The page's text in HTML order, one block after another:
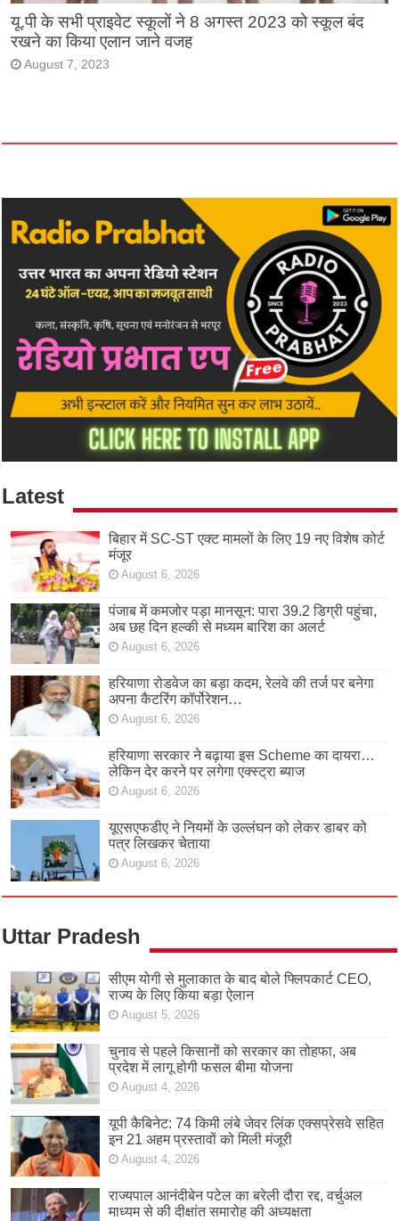
यू.पी के सभी प्राइवेट स्कूलों ने 8 अगस्त 2023 को स्कूल बंद
रखने का किया एलान जाने वजह
August 7, 2023
Latest
बिहार में SC-ST एक्ट मामलों के लिए 19 नए विशेष कोर्ट
मंजूर
August 6, 2026
पंजाब में कमजोर पड़ा मानसून: पारा 39.2 डिग्री पहुंचा,
अब छह दिन हल्की से मध्यम बारिश का अलर्ट
August 6, 2026
हरियाणा रोडवेज का बड़ा कदम, रेलवे की तर्ज पर बनेगा
अपना कैटरिंग कॉर्पोरेशन…
August 6, 2026
हरियाणा सरकार ने बढ़ाया इस Scheme का दायरा…
लेकिन देर करने पर लगेगा एक्स्ट्रा ब्याज
August 6, 2026
यूएसएफडीए ने नियमों के उल्लंघन को लेकर डाबर को
पत्र लिखकर चेताया
August 6, 2026
Uttar Pradesh
सीएम योगी से मुलाकात के बाद बोले फ्लिपकार्ट CEO,
राज्य के लिए किया बड़ा ऐलान
August 5, 2026
चुनाव से पहले किसानों को सरकार का तोहफा, अब
प्रदेश में लागू होगी फसल बीमा योजना
August 4, 2026
यूपी कैबिनेट: 74 किमी लंबे जेवर लिंक एक्सप्रेसवे सहित
इन 21 अहम प्रस्तावों को मिली मंजूरी
August 4, 2026
राज्यपाल आनंदीबेन पटेल का बरेली दौरा रद्द, वर्चुअल
माध्यम से की दीक्षांत समारोह की अध्यक्षता